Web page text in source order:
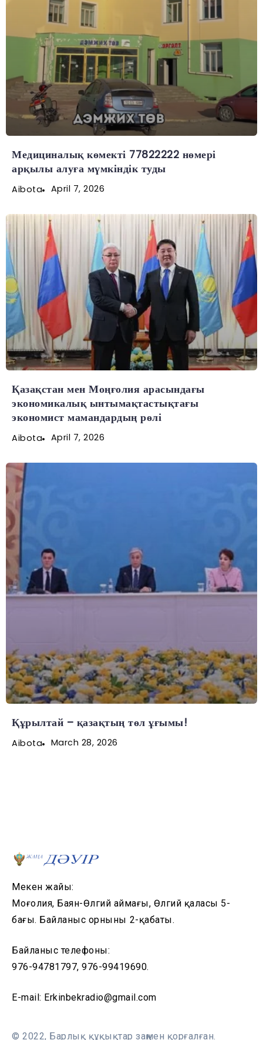
Медициналық көмекті 77822222 нөмері
арқылы алуға мүмкіндік туды
Aibota April 7, 2026
Қазақстан мен Моңғолия арасындағы
экономикалық ынтымақтастықтағы
экономист мамандардың рөлі
Aibota April 7, 2026
Құрылтай – қазақтың төл ұғымы!
Aibota March 28, 2026
Мекен жайы:
Моңғолия, Баян-Өлгий аймағы, Өлгий қаласы 5-
бағы. Байланыс орнының 2-қабаты.
Байланыс телефоны:
976-94781797, 976-99419690.
E-mail: Erkinbekradio@gmail.com
© 2022, Барлық құқықтар заңмен қорғалған.